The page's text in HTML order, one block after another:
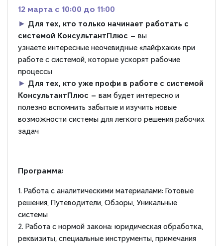
12 марта c 10:00 до 11:00
► Для тех, кто только начинает работать с
системой КонсультантПлюс — вы
узнаете интересные неочевидные «лайфхаки» при
работе с системой, которые ускорят рабочие
процессы
► Для тех, кто уже профи в работе с системой
КонсультантПлюс — вам будет интересно и
полезно вспомнить забытые и изучить новые
возможности системы для легкого решения рабочих
задач
Программа:
1. Работа с аналитическими материалами: Готовые
решения, Путеводители, Обзоры, Уникальные
системы
2. Работа с нормой закона: юридическая обработка,
реквизиты, специальные инструменты, примечания